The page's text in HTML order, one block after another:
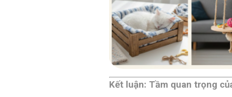
Kết luận: Tầm quan trọng